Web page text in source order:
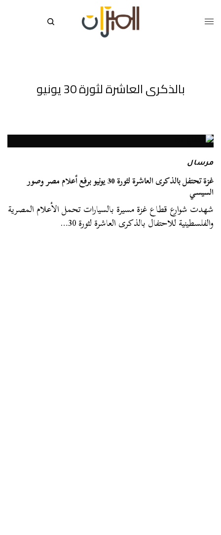
بالذكرى العاشرة لثورة 30 يونيو
مرسال
غزة تحتفل بالذكرى العاشرة لثورة 30 يونيو برفع أعلام مصر وصور
السيسي
شهدت شوارع قطاع غزة مسيرة بالسيارات تحمل الأعلام المصرية
والفلسطينية للاحتفال بالذكرى العاشرة لثورة 30…